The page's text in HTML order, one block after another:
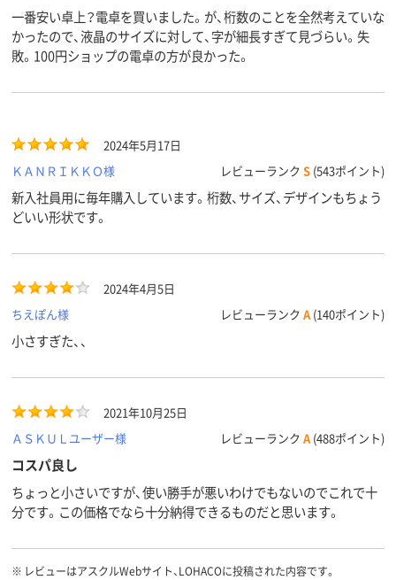
一番安い卓上？電卓を買いました。が、桁数のことを全然考えていな
かったので、液晶のサイズに対して、字が細長すぎて見づらい。失
敗。100円ショップの電卓の方が良かった。
2024年5月17日
ＫＡＮＲＩＫＫＯ様
レビューランク S (543ポイント)
新入社員用に毎年購入しています。桁数、サイズ、デザインもちょう
どいい形状です。
2024年4月5日
ちえぽん様
レビューランク A (140ポイント)
小さすぎた、、
2021年10月25日
ＡＳＫＵＬユーザー様
レビューランク A (488ポイント)
コスパ良し
ちょっと小さいですが、使い勝手が悪いわけでもないのでこれで十
分です。この価格でなら十分納得できるものだと思います。
※ レビューはアスクルWebサイト、LOHACOに投稿された内容です。